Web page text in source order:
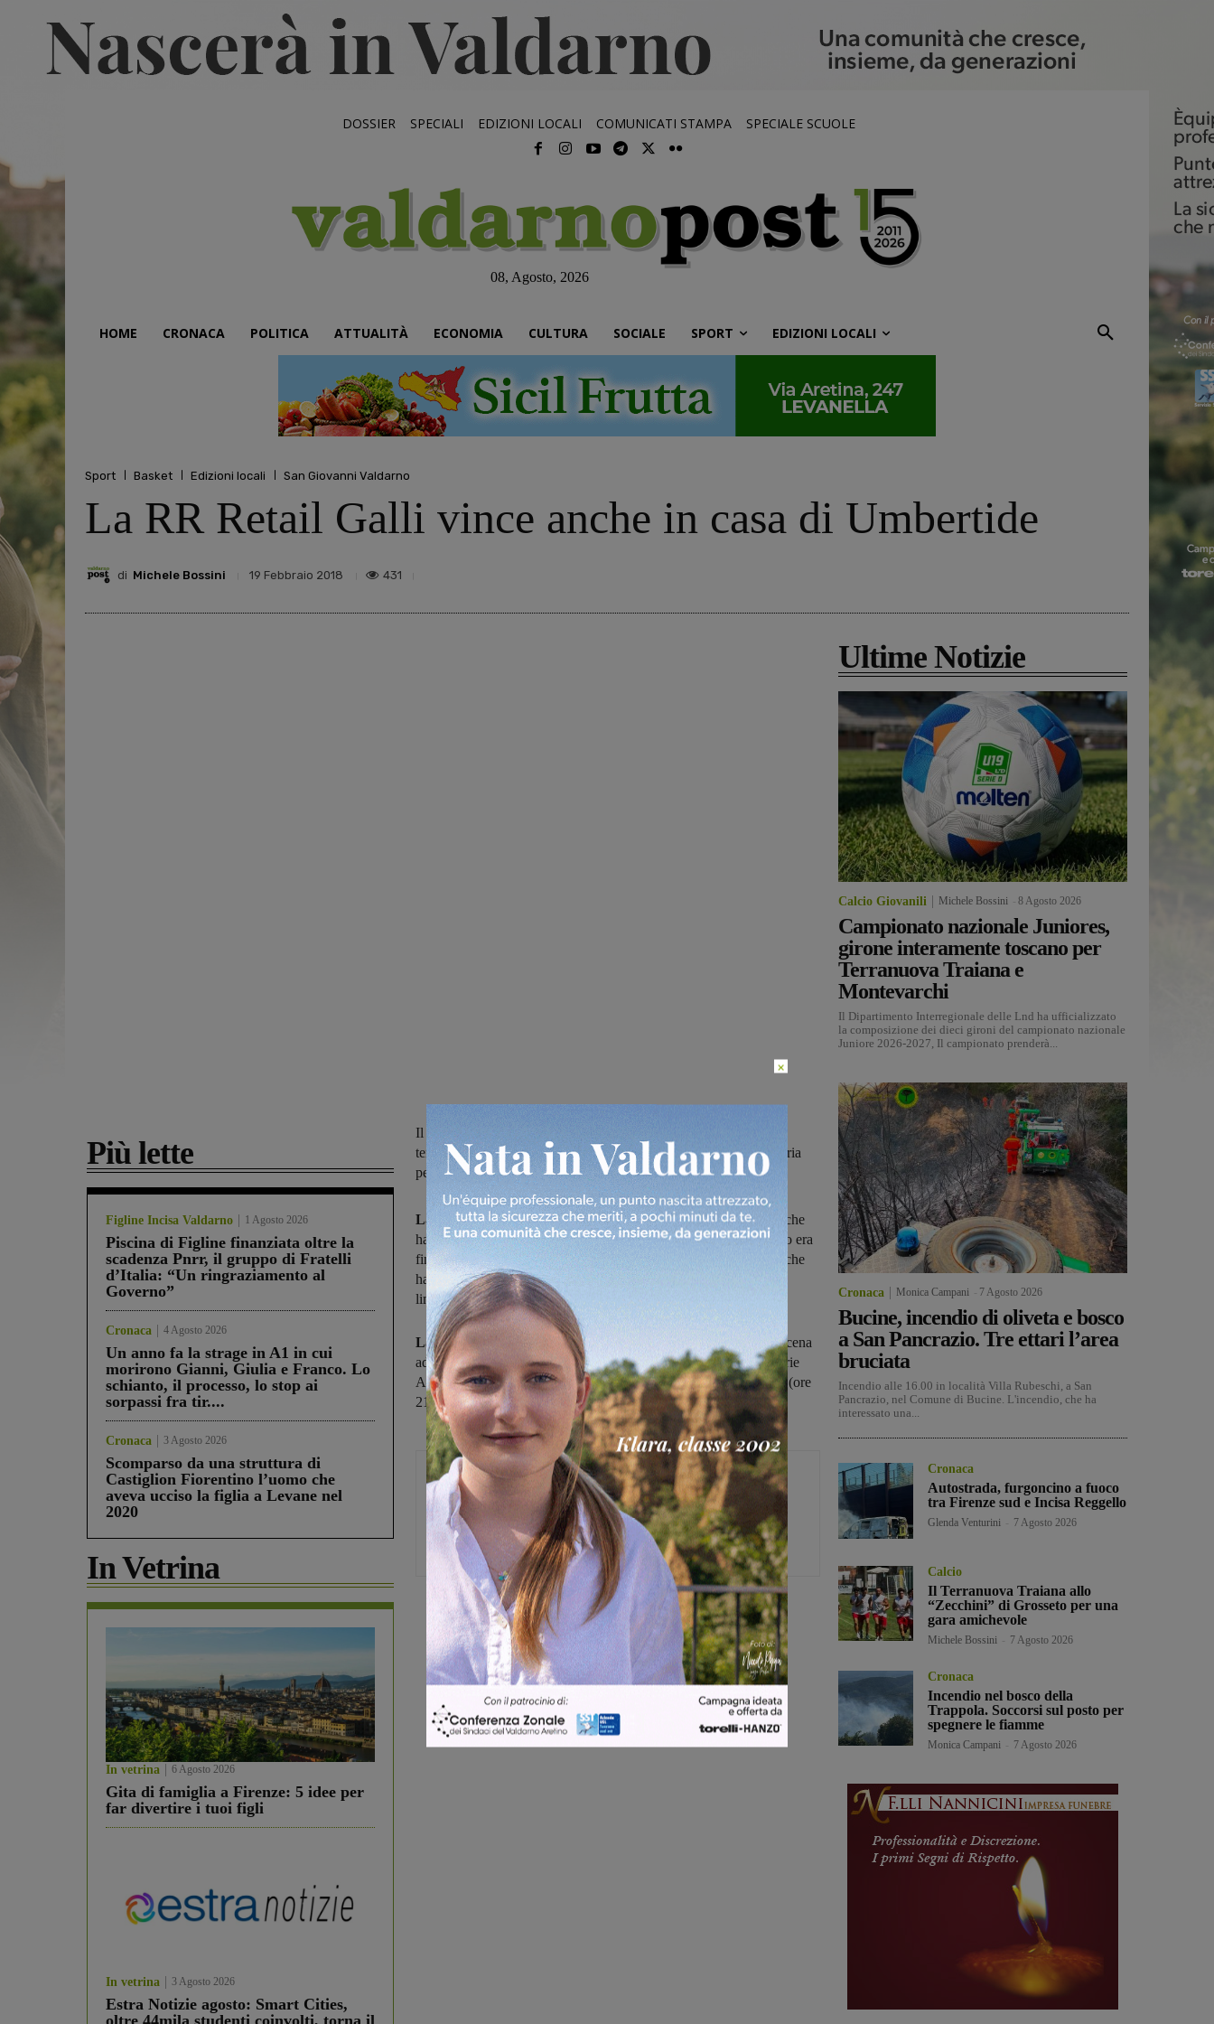
DOSSIER SPECIALI EDIZIONI LOCALI COMUNICATI STAMPA SPECIALE SCUOLE
08, Agosto, 2026
HOME CRONACA POLITICA ATTUALITÀ ECONOMIA CULTURA SOCIALE SPORT EDIZIONI LOCALI
Sport Basket Edizioni locali San Giovanni Valdarno
La RR Retail Galli vince anche in casa di Umbertide
di Michele Bossini 19 Febbraio 2018 431
Più lette
Figline Incisa Valdarno 1 Agosto 2026
Piscina di Figline finanziata oltre la
scadenza Pnrr, il gruppo di Fratelli
d’Italia: “Un ringraziamento al
Governo”
Cronaca 4 Agosto 2026
Un anno fa la strage in A1 in cui
morirono Gianni, Giulia e Franco. Lo
schianto, il processo, lo stop ai
sorpassi fra tir....
Cronaca 3 Agosto 2026
Scomparso da una struttura di
Castiglion Fiorentino l’uomo che
aveva ucciso la figlia a Levane nel
2020
In Vetrina
In vetrina 6 Agosto 2026
Gita di famiglia a Firenze: 5 idee per
far divertire i tuoi figli
In vetrina 3 Agosto 2026
Estra Notizie agosto: Smart Cities,
Il divario che ha fatto la differenza scavato nel corso del secondo
tempino. Il prossimo fine settimana la RR Retail sarà ad Alessandria
per la Coppa Italia
La corsa della RR Retail Galli non si ferma,con le valdarnesi che
hanno vinto in casa di Umbertide 56-71. Dopo che il primo quarto era
finito 14-14, nel secondo le valdarnesi
hanno scavato il divario
che
ha permesso loro di presentarsi all'intervallo lungo avanti 25-39,
limitandosi poi a controllare negli ultimi due tempini.
La prossima settimana
campionato fermo, con la RR Retail di scena
ad Alessandria, dove cercherà di conquistare la Coppa Italia di serie
A2. Il campionato riprenderà sabato 3 marzo, quando al Palagalli (ore
21)arriverà Empoli per lo scontro al vertice.
Michele Bossini
Share
Ultime Notizie
Calcio Giovanili Michele Bossini 8 Agosto 2026
Campionato nazionale Juniores,
girone interamente toscano per
Terranuova Traiana e
Montevarchi
Il Dipartimento Interregionale delle Lnd ha ufficializzato
la composizione dei dieci gironi del campionato nazionale
Juniore 2026-2027, Il campionato prenderà...
Cronaca Monica Campani 7 Agosto 2026
Bucine, incendio di oliveta e bosco
a San Pancrazio. Tre ettari l’area
bruciata
Incendio alle 16.00 in località Villa Rubeschi, a San
Pancrazio, nel Comune di Bucine. L'incendio, che ha
interessato una...
Cronaca
Autostrada, furgoncino a fuoco
tra Firenze sud e Incisa Reggello
Glenda Venturini 7 Agosto 2026
Calcio
Il Terranuova Traiana allo
“Zecchini” di Grosseto per una
gara amichevole
Michele Bossini 7 Agosto 2026
Cronaca
Incendio nel bosco della
Trappola. Soccorsi sul posto per
spegnere le fiamme
Monica Campani 7 Agosto 2026
×